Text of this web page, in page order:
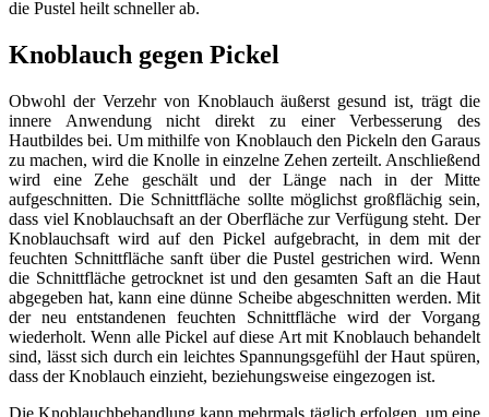
die Pustel heilt schneller ab.
Knoblauch gegen Pickel
Obwohl der Verzehr von Knoblauch äußerst gesund ist, trägt die
innere Anwendung nicht direkt zu einer Verbesserung des
Hautbildes bei. Um mithilfe von Knoblauch den Pickeln den Garaus
zu machen, wird die Knolle in einzelne Zehen zerteilt. Anschließend
wird eine Zehe geschält und der Länge nach in der Mitte
aufgeschnitten. Die Schnittfläche sollte möglichst großflächig sein,
dass viel Knoblauchsaft an der Oberfläche zur Verfügung steht. Der
Knoblauchsaft wird auf den Pickel aufgebracht, in dem mit der
feuchten Schnittfläche sanft über die Pustel gestrichen wird. Wenn
die Schnittfläche getrocknet ist und den gesamten Saft an die Haut
abgegeben hat, kann eine dünne Scheibe abgeschnitten werden. Mit
der neu entstandenen feuchten Schnittfläche wird der Vorgang
wiederholt. Wenn alle Pickel auf diese Art mit Knoblauch behandelt
sind, lässt sich durch ein leichtes Spannungsgefühl der Haut spüren,
dass der Knoblauch einzieht, beziehungsweise eingezogen ist.